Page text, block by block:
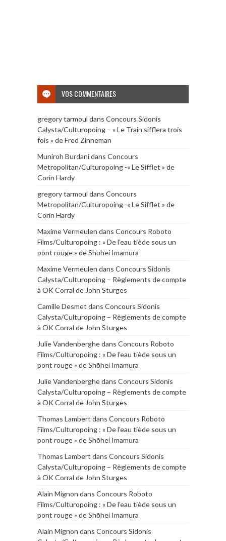
VOS COMMENTAIRES
gregory tarmoul dans Concours Sidonis
Calysta/Culturopoing – « Le Train sifflera trois
fois » de Fred Zinneman
Muniroh Burdanidans Concours
Metropolitan/Culturopoing -« Le Sifflet » de
Corin Hardy
gregory tarmoul dans Concours
Metropolitan/Culturopoing -« Le Sifflet » de
Corin Hardy
Maxime Vermeulen dans Concours Roboto
Films/Culturopoing : « De l’eau tiède sous un
pont rouge » de Shōhei Imamura
Maxime Vermeulen dans Concours Sidonis
Calysta/Culturopoing – Règlements de compte
à OK Corral de John Sturges
Camille Desmet dans Concours Sidonis
Calysta/Culturopoing – Règlements de compte
à OK Corral de John Sturges
Julie Vandenberghedans Concours Roboto
Films/Culturopoing : « De l’eau tiède sous un
pont rouge » de Shōhei Imamura
Julie Vandenberghedans Concours Sidonis
Calysta/Culturopoing – Règlements de compte
à OK Corral de John Sturges
Thomas Lambert dans Concours Roboto
Films/Culturopoing : « De l’eau tiède sous un
pont rouge » de Shōhei Imamura
Thomas Lambert dans Concours Sidonis
Calysta/Culturopoing – Règlements de compte
à OK Corral de John Sturges
Alain Mignon dans Concours Roboto
Films/Culturopoing : « De l’eau tiède sous un
pont rouge » de Shōhei Imamura
Alain Mignon dans Concours Sidonis